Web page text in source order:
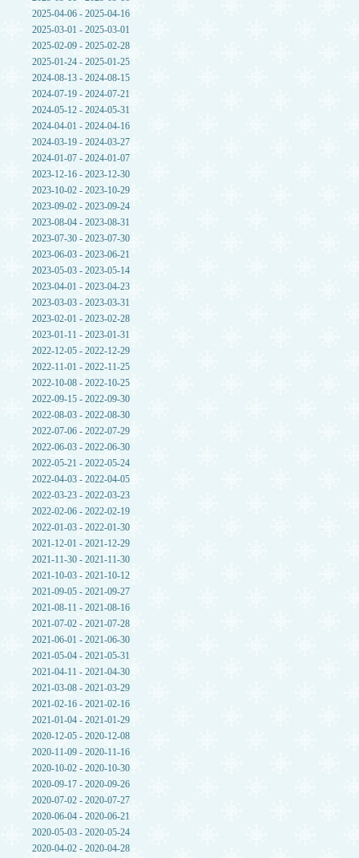
2025-04-06 - 2025-04-16
2025-03-01 - 2025-03-01
2025-02-09 - 2025-02-28
2025-01-24 - 2025-01-25
2024-08-13 - 2024-08-15
2024-07-19 - 2024-07-21
2024-05-12 - 2024-05-31
2024-04-01 - 2024-04-16
2024-03-19 - 2024-03-27
2024-01-07 - 2024-01-07
2023-12-16 - 2023-12-30
2023-10-02 - 2023-10-29
2023-09-02 - 2023-09-24
2023-08-04 - 2023-08-31
2023-07-30 - 2023-07-30
2023-06-03 - 2023-06-21
2023-05-03 - 2023-05-14
2023-04-01 - 2023-04-23
2023-03-03 - 2023-03-31
2023-02-01 - 2023-02-28
2023-01-11 - 2023-01-31
2022-12-05 - 2022-12-29
2022-11-01 - 2022-11-25
2022-10-08 - 2022-10-25
2022-09-15 - 2022-09-30
2022-08-03 - 2022-08-30
2022-07-06 - 2022-07-29
2022-06-03 - 2022-06-30
2022-05-21 - 2022-05-24
2022-04-03 - 2022-04-05
2022-03-23 - 2022-03-23
2022-02-06 - 2022-02-19
2022-01-03 - 2022-01-30
2021-12-01 - 2021-12-29
2021-11-30 - 2021-11-30
2021-10-03 - 2021-10-12
2021-09-05 - 2021-09-27
2021-08-11 - 2021-08-16
2021-07-02 - 2021-07-28
2021-06-01 - 2021-06-30
2021-05-04 - 2021-05-31
2021-04-11 - 2021-04-30
2021-03-08 - 2021-03-29
2021-02-16 - 2021-02-16
2021-01-04 - 2021-01-29
2020-12-05 - 2020-12-08
2020-11-09 - 2020-11-16
2020-10-02 - 2020-10-30
2020-09-17 - 2020-09-26
2020-07-02 - 2020-07-27
2020-06-04 - 2020-06-21
2020-05-03 - 2020-05-24
2020-04-02 - 2020-04-28